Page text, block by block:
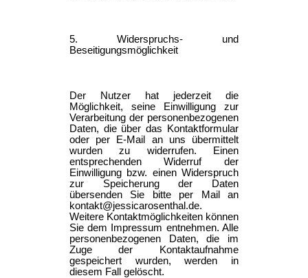
5. Widerspruchs- und
Beseitigungsmöglichkeit
Der Nutzer hat jederzeit die
Möglichkeit, seine Einwilligung zur
Verarbeitung der personenbezogenen
Daten, die über das Kontaktformular
oder per E-Mail an uns übermittelt
wurden zu widerrufen. Einen
entsprechenden Widerruf der
Einwilligung bzw. einen Widerspruch
zur Speicherung der Daten
übersenden Sie bitte per Mail an
kontakt@jessicarosenthal.de.
Weitere Kontaktmöglichkeiten können
Sie dem Impressum entnehmen. Alle
personenbezogenen Daten, die im
Zuge der Kontaktaufnahme
gespeichert wurden, werden in
diesem Fall gelöscht.